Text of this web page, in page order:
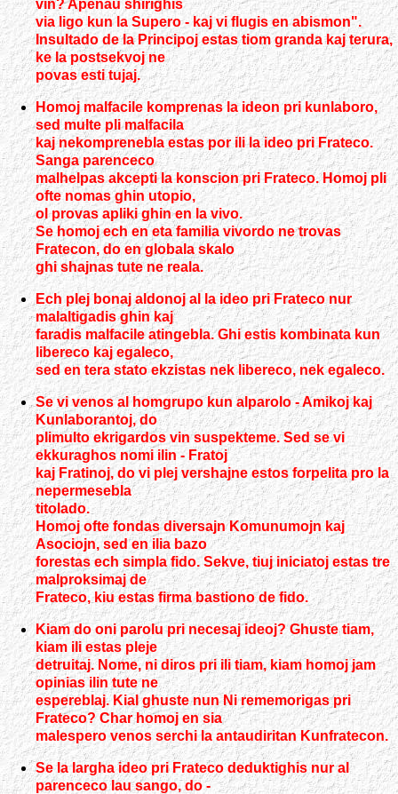
vin? Apenau shirighis
via ligo kun la Supero - kaj vi flugis en abismon".
Insultado de la Principoj estas tiom granda kaj terura,
ke la postsekvoj ne
povas esti tujaj.
Homoj malfacile komprenas la ideon pri kunlaboro,
sed multe pli malfacila
kaj nekomprenebla estas por ili la ideo pri Frateco.
Sanga parenceco
malhelpas akcepti la konscion pri Frateco. Homoj pli
ofte nomas ghin utopio,
ol provas apliki ghin en la vivo.
Se homoj ech en eta familia vivordo ne trovas
Fratecon, do en globala skalo
ghi shajnas tute ne reala.
Ech plej bonaj aldonoj al la ideo pri Frateco nur
malaltigadis ghin kaj
faradis malfacile atingebla. Ghi estis kombinata kun
libereco kaj egaleco,
sed en tera stato ekzistas nek libereco, nek egaleco.
Se vi venos al homgrupo kun alparolo - Amikoj kaj
Kunlaborantoj, do
plimulto ekrigardos vin suspekteme. Sed se vi
ekkuraghos nomi ilin - Fratoj
kaj Fratinoj, do vi plej vershajne estos forpelita pro la
nepermesebla
titolado.
Homoj ofte fondas diversajn Komunumojn kaj
Asociojn, sed en ilia bazo
forestas ech simpla fido. Sekve, tiuj iniciatoj estas tre
malproksimaj de
Frateco, kiu estas firma bastiono de fido.
Kiam do oni parolu pri necesaj ideoj? Ghuste tiam,
kiam ili estas pleje
detruitaj. Nome, ni diros pri ili tiam, kiam homoj jam
opinias ilin tute ne
espereblaj. Kial ghuste nun Ni rememorigas pri
Frateco? Char homoj en sia
malespero venos serchi la antaudiritan Kunfratecon.
Se la largha ideo pri Frateco deduktighis nur al
parenceco lau sango, do -